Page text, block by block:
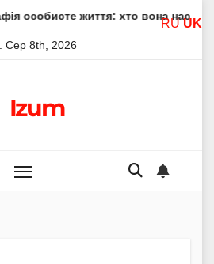
хто вона насправді
Сер 8th, 2026
Izum
RU UK